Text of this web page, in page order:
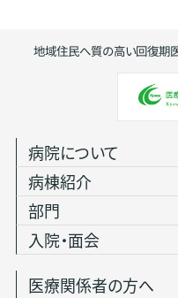
地域住民へ質の高い回復期
病院について
病棟紹介
部門
入院・面会
医療関係者の方へ